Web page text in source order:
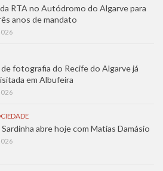
RTA no Autódromo do Algarve para
anos de mandato
fotografia do Recife do Algarve já
em Albufeira
abre hoje com Matias Damásio